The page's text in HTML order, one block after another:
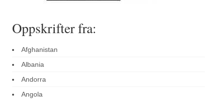
Oppskrifter fra:
Afghanistan
Albania
Andorra
Angola